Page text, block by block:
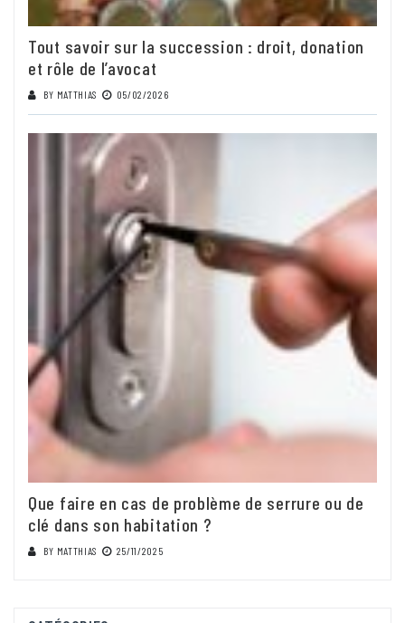
Tout savoir sur la succession : droit, donation
et rôle de l’avocat
BY MATTHIAS 05/02/2026
Que faire en cas de problème de serrure ou de
clé dans son habitation ?
BY MATTHIAS 25/11/2025